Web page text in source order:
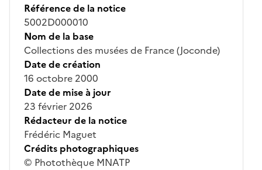
Référence de la notice
5002D000010
Nom de la base
Collections des musées de France (Joconde)
Date de création
16 octobre 2000
Date de mise à jour
23 février 2026
Rédacteur de la notice
Frédéric Maguet
Crédits photographiques
© Photothèque MNATP